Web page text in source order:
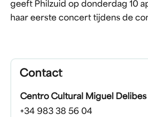
geeft Philzuid op donderdag 10
haar eerste concert tijdens de
Contact
Centro Cultural Miguel Delibes
+34 983 38 56 04